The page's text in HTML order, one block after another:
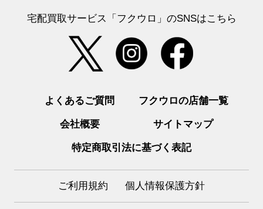
宅配買取サービス「フクウロ」のSNSはこちら
よくあるご質問 フクウロの店舗一覧
会社概要 サイトマップ
特定商取引法に基づく表記
ご利用規約 個人情報保護方針